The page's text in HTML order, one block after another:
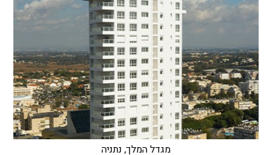
מגדל המלך, נתניה